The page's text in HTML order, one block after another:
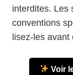
interdites. Les
conventions
lisez-les avant
Voir